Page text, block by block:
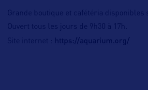
Grande boutique et cafétéria disponibles
Ouvert tous les jours de 9h30 à 17h.
Site internet : https://aquarium.org/